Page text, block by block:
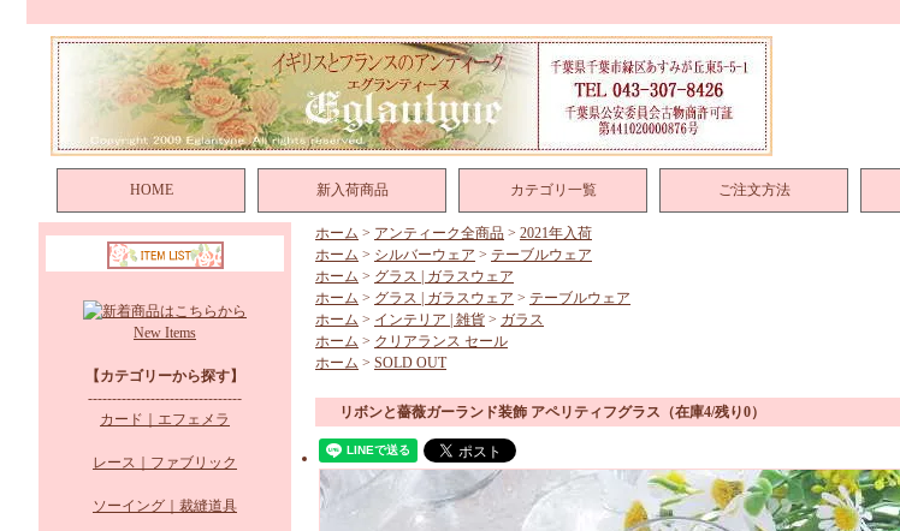
HOME 新入荷商品 カテゴリ一覧 ご注文方法
New Items
【カテゴリーから探す】
--------------------------------
カード｜エフェメラ
レース｜ファブリック
ソーイング｜裁縫道具
ホーム > アンティーク全商品 > 2021年入荷
ホーム > シルバーウェア > テーブルウェア
ホーム > グラス | ガラスウェア
ホーム > グラス | ガラスウェア > テーブルウェア
ホーム > インテリア | 雑貨 > ガラス
ホーム > クリアランス セール
ホーム > SOLD OUT
リボンと薔薇ガーランド装飾 アペリティフグラス （在庫4/残り0）